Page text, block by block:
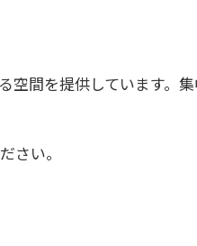
空間を提供しています。
さい。